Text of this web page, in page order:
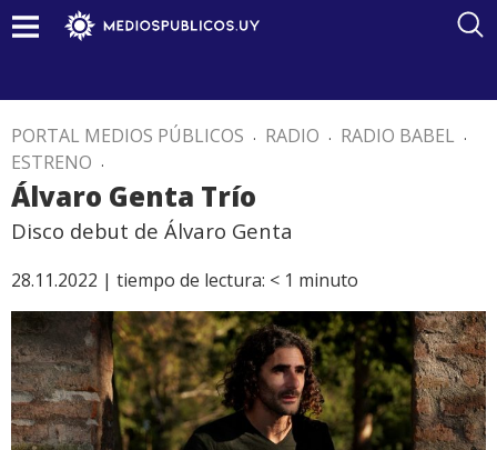
PORTAL MEDIOS PÚBLICOS . RADIO . RADIO BABEL .
ESTRENO .
Álvaro Genta Trío
Disco debut de Álvaro Genta
28.11.2022 | tiempo de lectura: < 1 minuto